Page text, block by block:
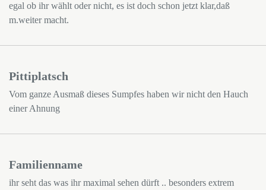
egal ob ihr wählt oder nicht, es ist doch schon jetzt klar,daß
m.weiter macht.
Pittiplatsch
Vom ganze Ausmaß dieses Sumpfes haben wir nicht den Hauch
einer Ahnung
Familienname
ihr seht das was ihr maximal sehen dürft .. besonders extrem